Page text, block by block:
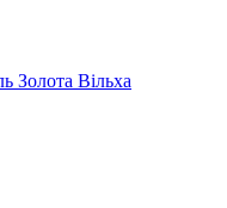
Вільха